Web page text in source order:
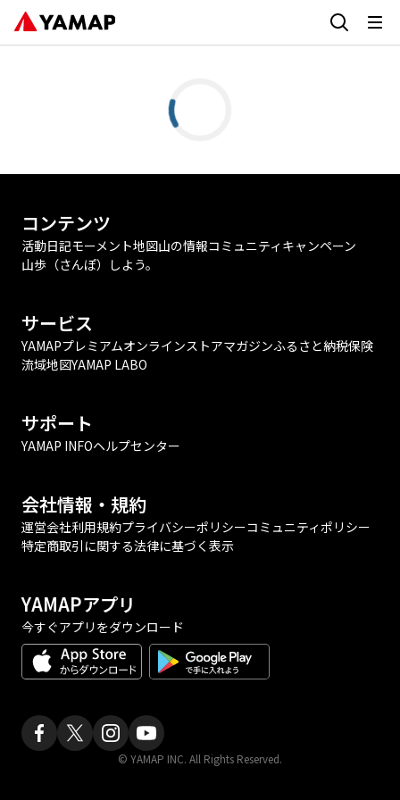
コンテンツ
活動日記モーメント地図山の情報コミュニティ キャンペーン
山歩（さんぽ）しよう。
サービス
YAMAPプレミアムオンラインストアマガジンふるさと納税保険
流域地図YAMAP LABO
サポート
YAMAP INFOヘルプセンター
会社情報・規約
運営会社利用規約プライバシーポリシーコミュニティポリシー
特定商取引に関する法律に基づく表示
YAMAPアプリ
今すぐアプリをダウンロード
© YAMAP INC. All Rights Reserved.